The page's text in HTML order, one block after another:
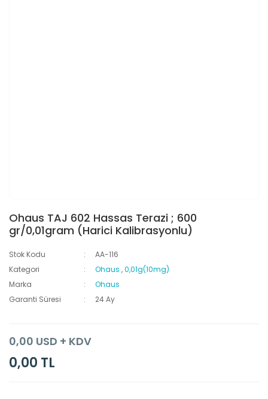
Ohaus TAJ 602 Hassas Terazi ; 600
gr/0,01gram (Harici Kalibrasyonlu)
Stok Kodu
AA-116
Kategori
Ohaus ,0,01g(10mg)
Marka
Ohaus
Garanti Süresi
24 Ay
0,00 USD + KDV
0,00 TL